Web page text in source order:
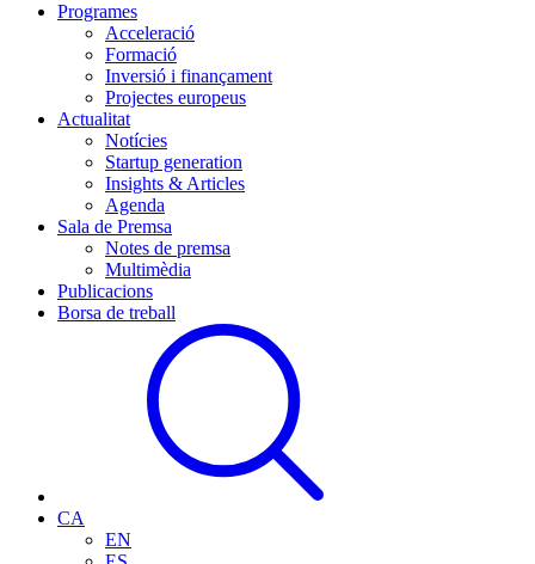
Programes
Acceleració
Formació
Inversió i finançament
Projectes europeus
Actualitat
Notícies
Startup generation
Insights & Articles
Agenda
Sala de Premsa
Notes de premsa
Multimèdia
Publicacions
Borsa de treball
CA
EN